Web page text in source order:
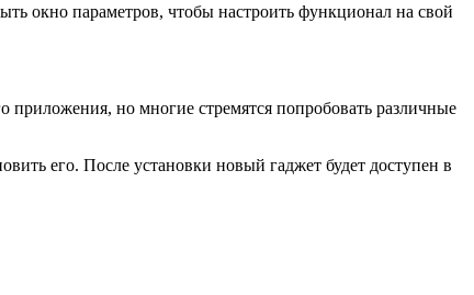
окно параметров, чтобы настроить функционал на свой
приложения, но многие стремятся попробовать различные
его. После установки новый гаджет будет доступен в